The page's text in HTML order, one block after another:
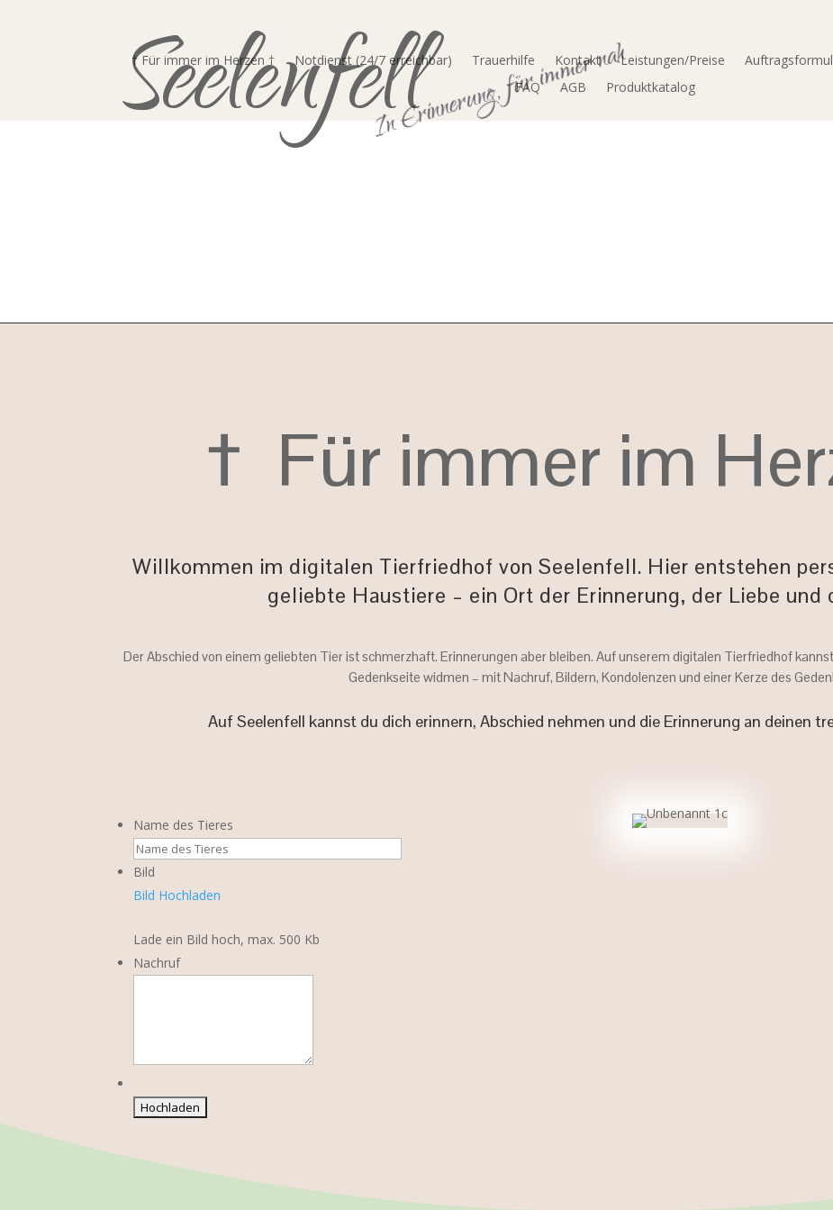
SeelenfellIn Erinnerung, für immer nah
† Für immer im Herzen † Notdienst (24/7 erreichbar) Trauerhilfe Kontakt Leistungen/Preise
FAQ
AGB Produktkatalog
† Für immer im
Willkommen im digitalen Tierfriedhof von Seelenfell. Hier entstehen
geliebte Haustiere – ein Ort der Erinnerung, der Liebe und
Der Abschied von einem geliebten Tier ist schmerzhaft. Erinnerungen aber bleiben. Auf unserem digitalen Tierfriedhof
Gedenkseite widmen – mit Nachruf, Bildern, Kondolenzen und einer Kerze des
Auf Seelenfell kannst du dich erinnern, Abschied nehmen und die Erinnerung an deinen
Name des Tieres
Bild
Bild Hochladen
Lade ein Bild hoch, max. 500 Kb
Nachruf